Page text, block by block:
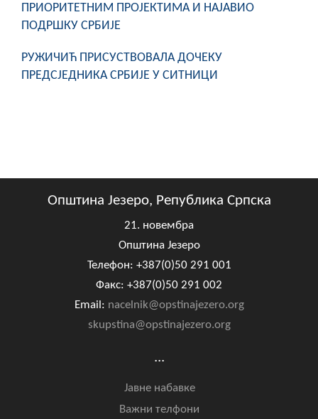
ЦИВИЛНА ЗАШТИТА
ПРИОРИТЕТНИМ ПРОЈЕКТИМА И НАЈАВИО
ПОДРШКУ СРБИЈЕ
РУЖИЧИЋ ПРИСУСТВОВАЛА ДОЧЕКУ
ПРЕДСЈЕДНИКА СРБИЈЕ У СИТНИЦИ
Општина Језеро, Република Српска
21. новембра
Општина Језеро
Телефон: +387(0)50 291 001
Факс: +387(0)50 291 002
Email: nacelnik@opstinajezero.org
skupstina@opstinajezero.org
...
Јавне набавке
Важни телфони